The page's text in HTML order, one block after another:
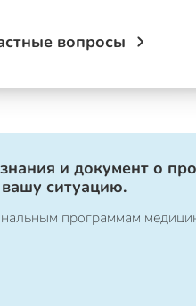
вопросы
и документ о
ситуацию.
программам